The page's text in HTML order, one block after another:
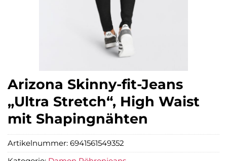
Arizona Skinny-fit-Jeans
„Ultra Stretch“, High Waist
mit Shapingnähten
Artikelnummer: 6941561549352